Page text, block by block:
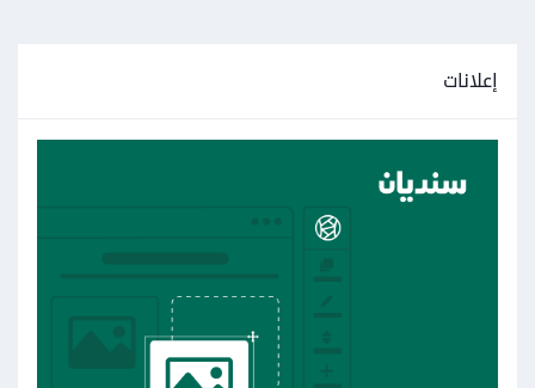
إعلانات